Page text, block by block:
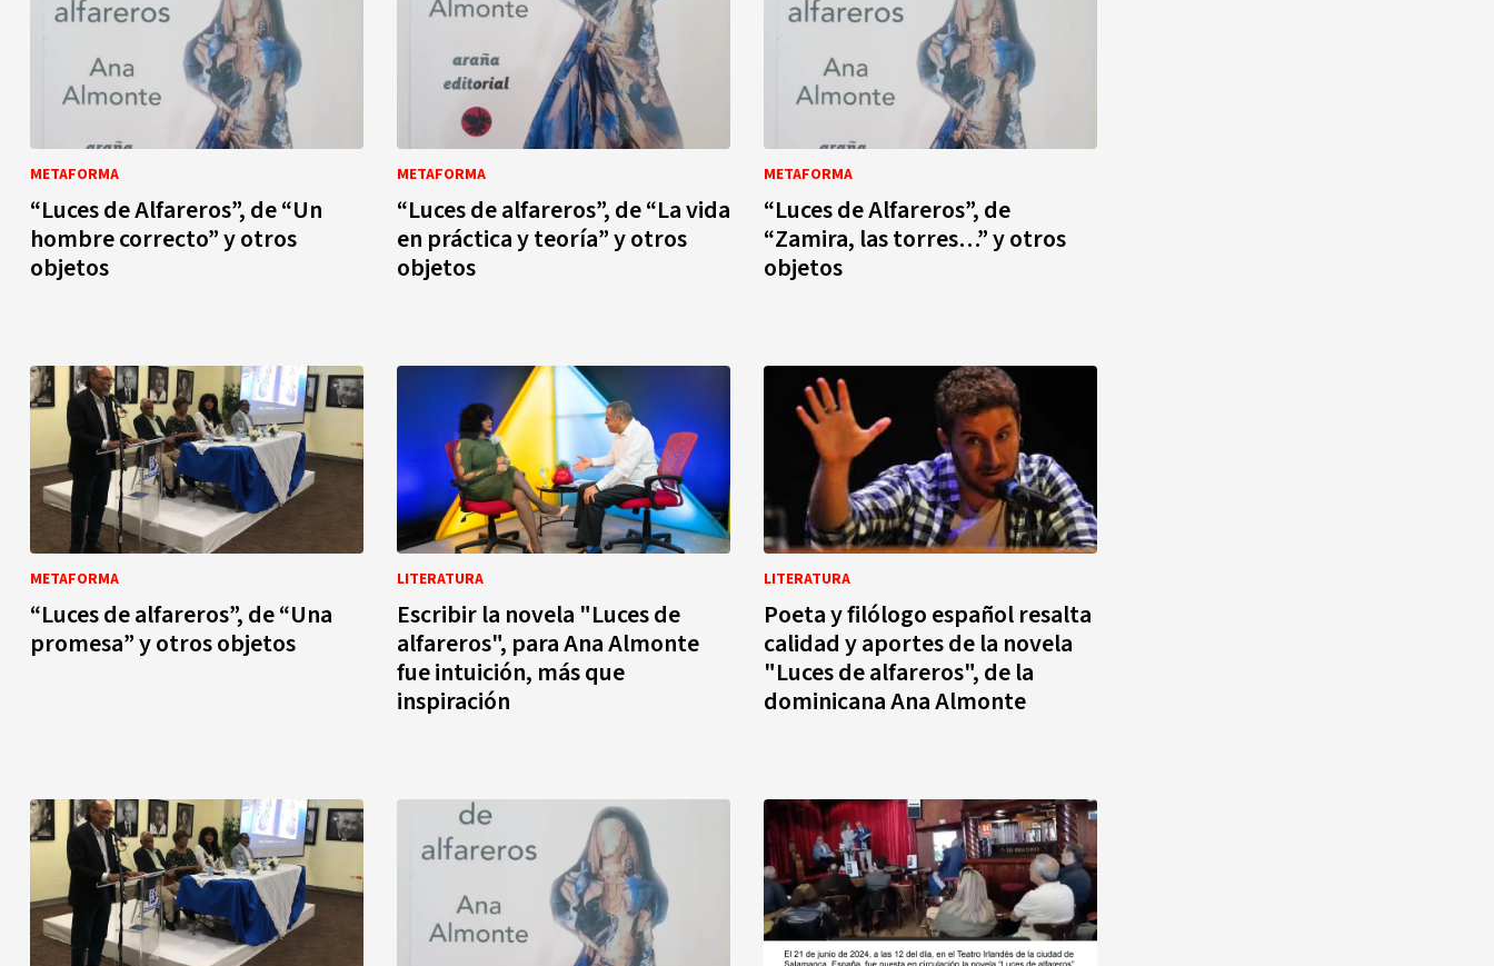
METAFORMA
“Luces de Alfareros”, de “Un
hombre correcto” y otros
objetos
METAFORMA
“Luces de alfareros”, de “La vida
en práctica y teoría” y otros
objetos
METAFORMA
“Luces de Alfareros”, de
“Zamira, las torres…” y otros
objetos
METAFORMA
“Luces de alfareros”, de “Una
promesa” y otros objetos
LITERATURA
Escribir la novela "Luces de
alfareros", para Ana Almonte
fue intuición, más que
inspiración
LITERATURA
Poeta y filólogo español resalta
calidad y aportes de la novela
"Luces de alfareros", de la
dominicana Ana Almonte